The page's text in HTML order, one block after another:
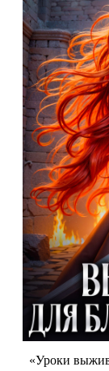
«Уроки